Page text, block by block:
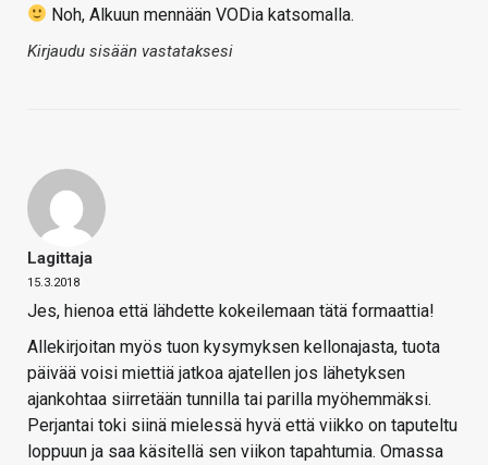
Noh, Alkuun mennään VODia katsomalla.
Kirjaudu sisään vastataksesi
Lagittaja
15.3.2018
Jes, hienoa että lähdette kokeilemaan tätä formaattia!
Allekirjoitan myös tuon kysymyksen kellonajasta, tuota
päivää voisi miettiä jatkoa ajatellen jos lähetyksen
ajankohtaa siirretään tunnilla tai parilla myöhemmäksi.
Perjantai toki siinä mielessä hyvä että viikko on taputeltu
loppuun ja saa käsitellä sen viikon tapahtumia. Omassa